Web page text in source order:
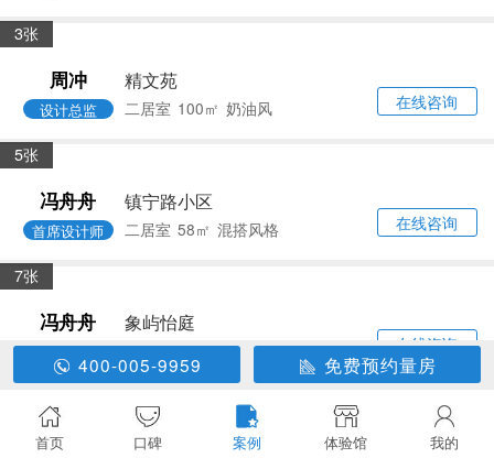
冯舟舟 明辉苑
400-005-9959 免费预约量房
首页 口碑 案例 体验馆 我的